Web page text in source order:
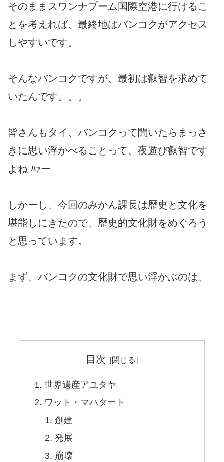
そのままスワンナプーム国際空港に行けるこ
とを考えれば、最終地はバンコクがアクセス
しやすいです。
そんなバンコクですが、最初は叡智を求めて
いたんです。。。
皆さんもタイ、バンコクって聞いたらまっさ
きに思い浮かべることって、夜遊び叡智です
よね ﾊｧー
しかーし、今回のみかん課長は歴史と文化を
堪能しにきたので、歴史的文化財をめぐろう
と思っています。
まず、バンコクの文化財で思い浮かぶのは、
目次
世界遺産アユタヤ
ワット・マハタート
創建
発展
崩壊